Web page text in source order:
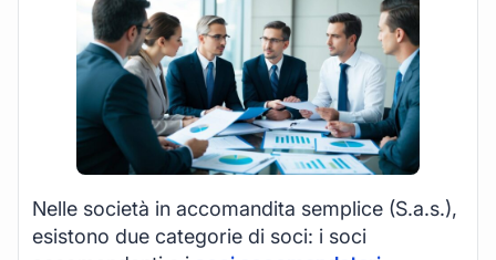
Nelle società in accomandita semplice (S.a.s.),
esistono due categorie di soci: i soci